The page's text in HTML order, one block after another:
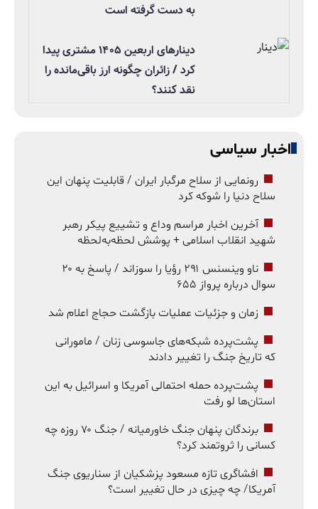
به دست گرفته است
دینارهای اربعین ۱۴۰۵ مشتری پیدا
کرد / زائران چگونه ارز باقی‌مانده را
نقد کنند؟
اخبار سیاسی
رونمایی از سلاح مرگبار ایران / قابلیت پنهان این
سلاح دنیا را شوکه کرد
آخرین اخبار مراسم وداع و تشییع پیکر رهبر
شهید انقلاب اسلامی + پوشش لحظه‌به‌لحظه
ناو وینسنس ۲۹۱ رؤیا را سوزاند / پاسخ به ۲۰
سوال درباره پرواز ۶۵۵
زمان و جزئیات عملیات بازگشت حجاج اعلام شد
پشت‌پرده شبکه‌های جاسوسی زنان / مامورانی
که تاریخ جنگ را تغییر دادند
پشت‌پرده حمله احتمالی آمریکا و اسرائیل به این
استان‌ها لو رفت
برندگان پنهان جنگ خاورمیانه / جنگ ۷۰ روزه چه
کسانی را ثروتمند کرد؟
افشاگری تازه مسعود پزشکیان از سناریوی جنگ
آمریکا/ چه چیزی در حال تغییر است؟